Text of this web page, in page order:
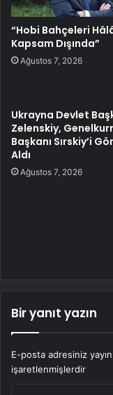
“Hobi Bahçeleri
Kapsam Dışında”
Ağustos 7, 2026
Ukrayna Devlet
Zelenskiy,
Başkanı Sırskiy’i
Aldı
Ağustos 7, 2026
Bir yanıt yazın
E-posta adresiniz
işaretlenmişlerdir